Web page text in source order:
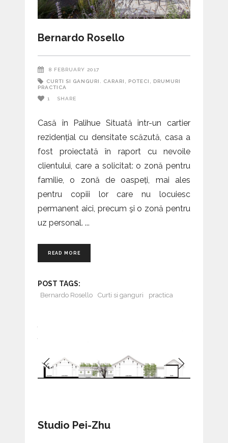
Bernardo Rosello
8 FEBRUARY 2017
CURTI SI GANGURI. CARARI, POTECI, DRUMURI
PRACTICA
1 SHARE
Casă în Palihue Situată într-un cartier
rezidențial cu densitate scăzută, casa a
fost proiectată în raport cu nevoile
clientului, care a solicitat: o zonă pentru
familie, o zonă de oaspeți, mai ales
pentru copiii lor care nu locuiesc
permanent aici, precum şi o zonă pentru
uz personal.
READ MORE
POST TAGS:
Bernardo Rosello Curti si ganguri practica
Studio Pei-Zhu